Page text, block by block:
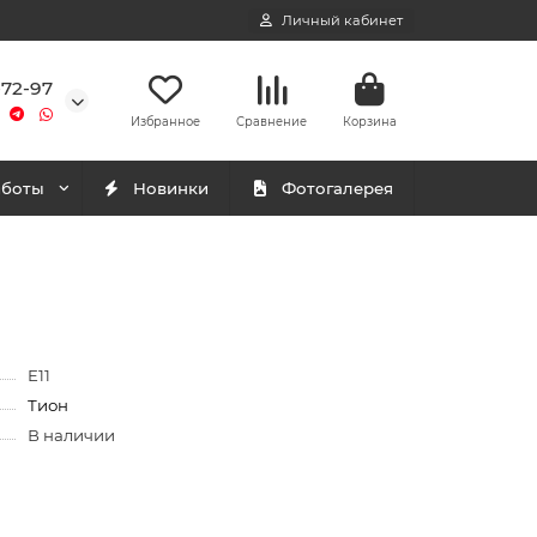
Личный кабинет
97
Избранное Сравнение Корзина
Новинки Фотогалерея
E11
Тион
В наличии